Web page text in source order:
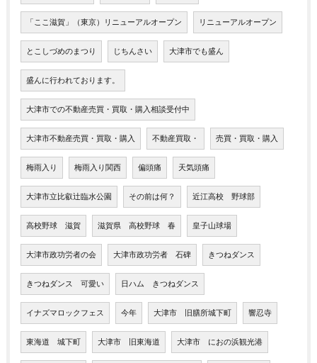
「ここ滋賀」（東京）リニューアルオープン リニューアルオープン
とこしづめのまつり じちんさい 大津市でも盛ん
盛んに行われております。
大津市での不動産売買・買取・購入相談受付中
大津市不動産売買・買取・購入 不動産買取・ 売買・買取・購入
梅雨入り 梅雨入り関西 偏頭痛 天気頭痛
大津市立比叡辻臨水公園 その前は何？ 近江高校 野球部
高校野球 滋賀 滋賀県 高校野球 春 皇子山球場
大津市政功労者の会 大津市政功労者 石碑 きつねダンス
きつねダンス 可愛い 日ハム きつねダンス
イナズマロックフェス 今年 大津市 旧膳所城下町 響忍寺
東海道 城下町 大津市 旧東海道 大津市 におの浜観光港